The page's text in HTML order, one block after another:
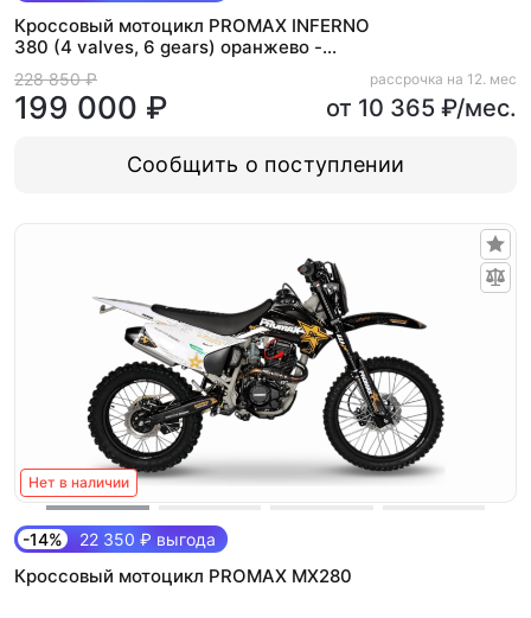
Кроссовый мотоцикл PROMAX INFERNO
380 (4 valves, 6 gears) оранжево -
черный-синий
228 850 ₽
199 000 ₽
рассрочка на 12. мес
от 10 365 ₽/мес.
Сообщить о поступлении
Нет в наличии
-14% 22 350 ₽ выгода
Кроссовый мотоцикл PROMAX MX280